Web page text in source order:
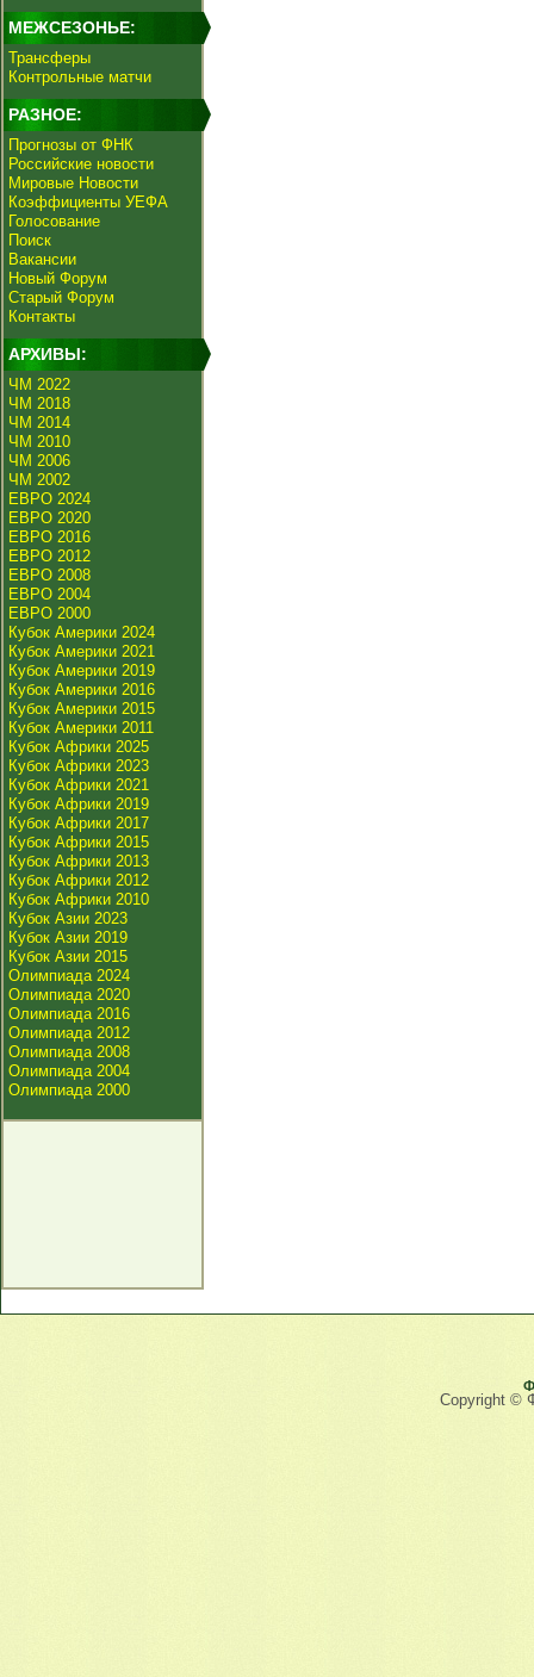
МЕЖСЕЗОНЬЕ:
Трансферы
Контрольные матчи
РАЗНОЕ:
Прогнозы от ФНК
Российские новости
Мировые Новости
Коэффициенты УЕФА
Голосование
Поиск
Вакансии
Новый Форум
Старый Форум
Контакты
АРХИВЫ:
ЧМ 2022
ЧМ 2018
ЧМ 2014
ЧМ 2010
ЧМ 2006
ЧМ 2002
ЕВРО 2024
ЕВРО 2020
ЕВРО 2016
ЕВРО 2012
ЕВРО 2008
ЕВРО 2004
ЕВРО 2000
Кубок Америки 2024
Кубок Америки 2021
Кубок Америки 2019
Кубок Америки 2016
Кубок Америки 2015
Кубок Америки 2011
Кубок Африки 2025
Кубок Африки 2023
Кубок Африки 2021
Кубок Африки 2019
Кубок Африки 2017
Кубок Африки 2015
Кубок Африки 2013
Кубок Африки 2012
Кубок Африки 2010
Кубок Азии 2023
Кубок Азии 2019
Кубок Азии 2015
Олимпиада 2024
Олимпиада 2020
Олимпиада 2016
Олимпиада 2012
Олимпиада 2008
Олимпиада 2004
Олимпиада 2000
Copyright ©